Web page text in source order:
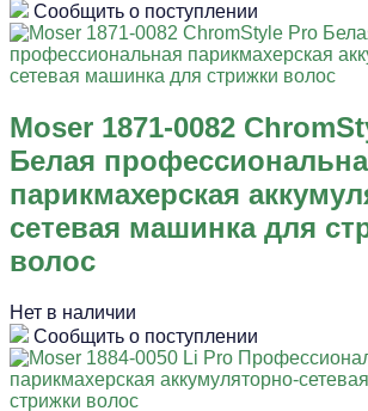
Сообщить о поступлении
Moser 1871-0082
Белая
парикмахерская
сетевая машинка для
волос
Нет в наличии
Сообщить о поступлении